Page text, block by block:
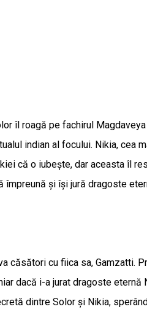
îl roagă pe fachirul
indian al focului. Nikia, cea
că o iubește, dar aceasta îl
și își jură dragoste
căsători cu fiica sa, Gamzatti.
dacă i-a jurat dragoste
dintre Solor și Nikia,